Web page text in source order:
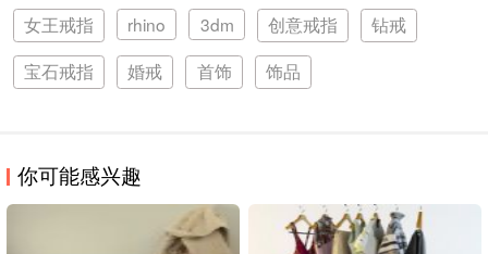
女王戒指 rhino 3dm 创意戒指
钻戒
宝石戒指
婚戒 首饰 饰品
你可能感兴趣